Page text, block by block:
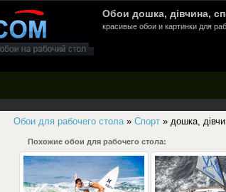
рабочего
Обои дошка, дівчина,
красивые обои и картинки для
Обои для рабочего стола» Спорт » дошка,
Похожие обои для рабочего стола: